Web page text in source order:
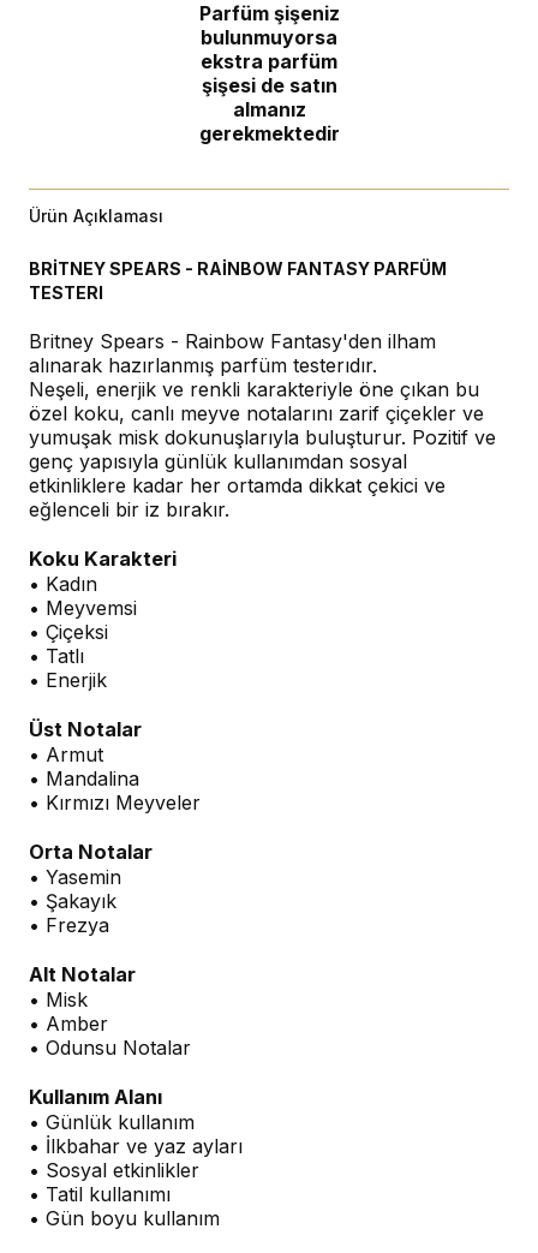
Parfüm şişeniz
bulunmuyorsa
ekstra parfüm
şişesi de satın
almanız
gerekmektedir
Ürün Açıklaması
BRİTNEY SPEARS - RAİNBOW FANTASY PARFÜM
TESTERI
Britney Spears - Rainbow Fantasy'den ilham
alınarak hazırlanmış parfüm testerıdır.
Neşeli, enerjik ve renkli karakteriyle öne çıkan bu
özel koku, canlı meyve notalarını zarif çiçekler ve
yumuşak misk dokunuşlarıyla buluşturur. Pozitif ve
genç yapısıyla günlük kullanımdan sosyal
etkinliklere kadar her ortamda dikkat çekici ve
eğlenceli bir iz bırakır.
Koku Karakteri
• Kadın
• Meyvemsi
• Çiçeksi
• Tatlı
• Enerjik
Üst Notalar
• Armut
• Mandalina
• Kırmızı Meyveler
Orta Notalar
• Yasemin
• Şakayık
• Frezya
Alt Notalar
• Misk
• Amber
• Odunsu Notalar
Kullanım Alanı
• Günlük kullanım
• İlkbahar ve yaz ayları
• Sosyal etkinlikler
• Tatil kullanımı
• Gün boyu kullanım